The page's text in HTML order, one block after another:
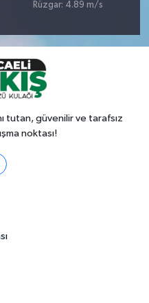
Rüzgar: 4.89 m/s
tutan, güvenilir ve tarafsız
noktası!